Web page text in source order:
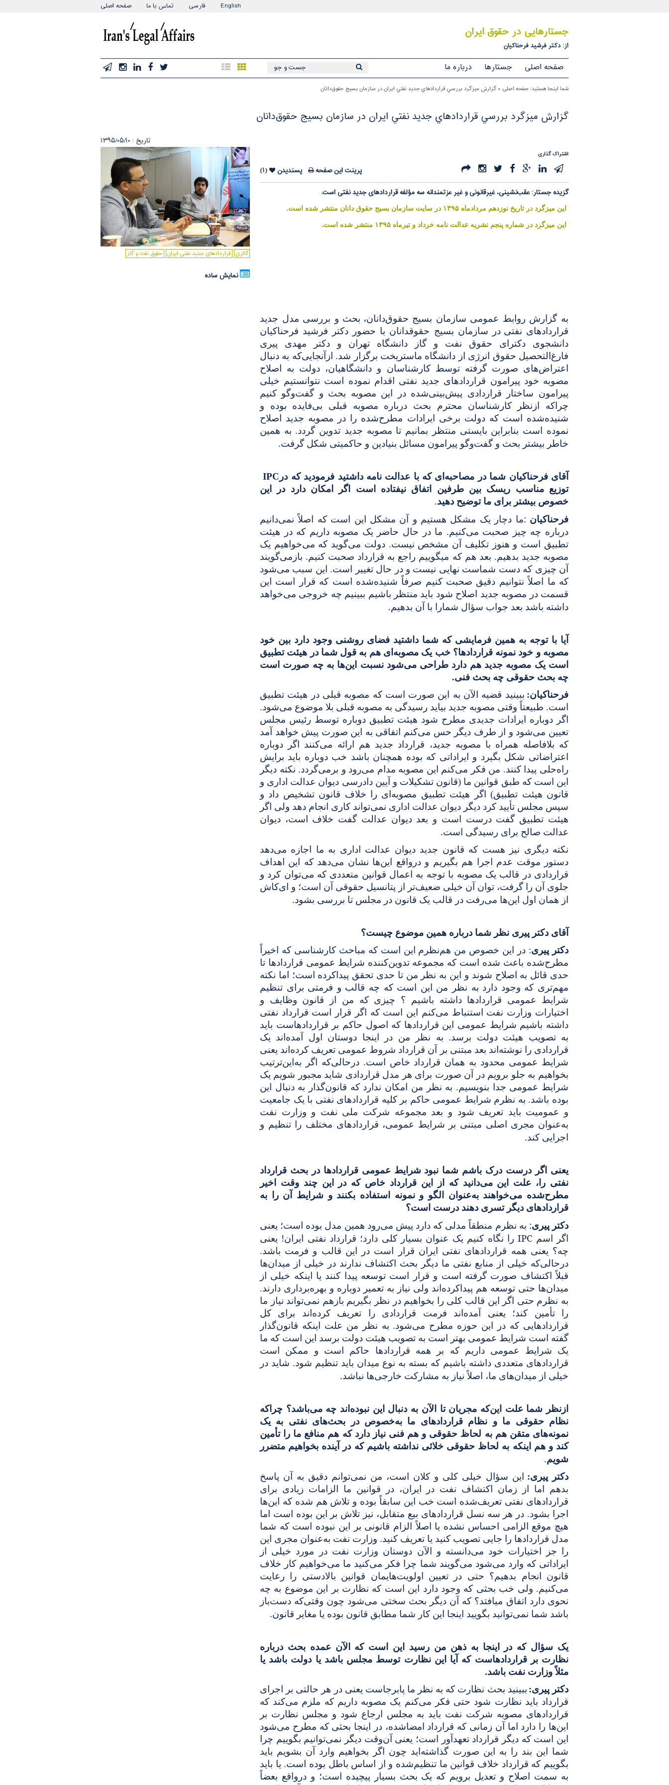
صفحه اصلی تماس با ما فارسی English
جستارهایی در حقوق ایران
از: دکتر فرشید فرحناکیان
صفحه اصلی جستارها درباره ما
شما اینجا هستید: صفحه اصلی » گزارش ميزگرد بررسي قراردادهاي جديد نفتي ایران در سازمان بسيج حقوق‌دانان
گزارش ميزگرد بررسي قراردادهاي جديد نفتي ایران در سازمان بسيج حقوق‌دانان
تاریخ : ۱۳۹۵/۰۵/۱۰
حقوق نفت و گاز قراردادهای جدید نفتی ایران گالری
نمایش ساده
اشتراک گذاری
پرینت این صفحه پسندیدن
(۱)
گزیده جستار: عقب‌نشینی، غیرقانونی و غیر عزتمندانه سه مؤلفه قراردادهای جدید نفتی است.
اين ميزگرد در تاريخ نوزدهم مردادماه ۱۳۹۵ در سايت سازمان بسيج حقوق دانان منتشر شده است.
اين ميزگرد در شماره پنجم نشريه عدالت نامه خرداد و تيرماه ۱۳۹۵ منتشر شده است.
به گزارش روابط عمومی سازمان بسیج حقوق‌دانان، بحث و بررسی مدل جدید
قراردادهای نفتی در سازمان بسیج حقوقدانان با حضور دکتر فرشید فرحناکیان
دانشجوی دکترای حقوق نفت و گاز دانشگاه تهران و دکتر مهدی پیری
فارغ‌التحصیل حقوق انرژی از دانشگاه ماستریخت برگزار شد. ازآنجایی‌که به دنبال
اعتراض‌های صورت گرفته توسط کارشناسان و دانشگاهیان، دولت به اصلاح
مصوبه خود پیرامون قراردادهای جدید نفتی اقدام نموده است نتوانستیم خیلی
پیرامون ساختار قراردادی پیش‌بینی‌شده در این مصوبه بحث و گفت‌وگو کنیم
چراکه ازنظر کارشناسان محترم بحث درباره مصوبه قبلی بی‌فایده بوده و
شنیده‌شده است که دولت برخی ایرادات مطرح‌شده را در مصوبه جدید اصلاح
نموده است بنابراین بایستی منتظر بمانیم تا مصوبه جدید تدوین گردد. به همین
خاطر بیشتر بحث و گفت‌وگو پیرامون مسائل بنیادین و حاکمیتی شکل گرفت.
آقای فرحناکیان شما در مصاحبه‌ای که با عدالت نامه داشتید فرمودید که در IPC
توزیع مناسب ریسک بین طرفین اتفاق نیفتاده است اگر امکان دارد در این
خصوص بیشتر برای ما توضیح دهید.
فرحناکیان :ما دچار یک مشکل هستیم و آن مشکل این است که اصلاً نمی‌دانیم
درباره چه چیز صحبت می‌کنیم. ما در حال حاضر یک مصوبه داریم که در هیئت
تطبیق است و هنوز تکلیف آن مشخص نیست. دولت می‌گوید که می‌خواهیم یک
مصوبه جدید بدهیم. بعد هم که میگوییم راجع به قرارداد صحبت کنیم. بازمی‌گویند
آن چیزی که دست شماست نهایی نیست و در حال تغییر است. این سبب می‌شود
که ما اصلاً نتوانیم دقیق صحبت کنیم صرفاً شنیده‌شده است که قرار است این
قسمت در مصوبه جدید اصلاح شود باید منتظر باشیم ببینیم چه خروجی می‌خواهد
داشته باشد بعد جواب سؤال شمارا با آن بدهیم.
آیا با توجه به همین فرمایشی که شما داشتید فضای روشنی وجود دارد بین خود
مصوبه و خود نمونه قراردادها؟ خب یک مصوبه‌ای هم به قول شما در هیئت تطبیق
است یک مصوبه جدید هم دارد طراحی می‌شود نسبت این‌ها به چه صورت است
چه بحث حقوقی چه بحث فنی.
فرحناکیان: ببینید قضیه الآن به این صورت است که مصوبه قبلی در هیئت تطبیق
است. طبیعتاً وقتی مصوبه جدید بیاید رسیدگی به مصوبه قبلی بلا موضوع می‌شود.
اگر دوباره ایرادات جدیدی مطرح شود هیئت تطبیق دوباره توسط رئیس مجلس
تعیین می‌شود و از طرف دیگر حس می‌کنم اتفاقی به این صورت پیش خواهد آمد
که بلافاصله همراه با مصوبه جدید، قرارداد جدید هم ارائه می‌کنند اگر دوباره
اعتراضاتی شکل بگیرد و ایراداتی که بوده همچنان باشد خب دوباره باید برایش
راه‌حلی پیدا کنند. من فکر می‌کنم این مصوبه مدام می‌رود و برمی‌گردد. نکته دیگر
این است که طبق قوانین ما (قانون تشکیلات و آیین دادرسی دیوان عدالت اداری و
قانون هیئت تطبیق) اگر هیئت تطبیق مصوبه‌ای را خلاف قانون تشخیص داد و
سپس مجلس تأیید کرد دیگر دیوان عدالت اداری نمی‌تواند کاری انجام دهد ولی اگر
هیئت تطبیق گفت درست است و بعد دیوان عدالت گفت خلاف است، دیوان
عدالت صالح برای رسیدگی است.
نکته دیگری نیز هست که قانون جدید دیوان عدالت اداری به ما اجازه می‌دهد
دستور موقت عدم اجرا هم بگیریم و درواقع این‌ها نشان می‌دهد که این اهداف
قراردادی در قالب یک مصوبه با توجه به اعمال قوانین متعددی که می‌توان کرد و
جلوی آن را گرفت، توان آن خیلی ضعیف‌تر از پتانسیل حقوقی آن است؛ و ای‌کاش
از همان اول این‌ها می‌رفت در قالب یک قانون در مجلس تا بررسی بشود.
آقای دکتر پیری نظر شما درباره همین موضوع چیست؟
دکتر پیری: در این خصوص من هم‌نظرم این است که مباحث کارشناسی که اخیراً
مطرح‌شده باعث شده است که مجموعه تدوین‌کننده شرایط عمومی قراردادها تا
حدی قائل به اصلاح شوند و این به نظر من تا حدی تحقق پیداکرده است؛ اما نکته
مهم‌تری که وجود دارد به نظر من این است که چه قالب و فرمتی برای تنظیم
شرایط عمومی قراردادها داشته باشیم ؟ چیزی که من از قانون وظایف و
اختیارات وزارت نفت استنباط می‌کنم این است که اگر قرار است قرارداد نفتی
داشته باشیم شرایط عمومی این قراردادها که اصول حاکم بر قراردادهاست باید
به تصویب هیئت دولت برسد. به نظر من در اینجا دوستان اول آمده‌اند یک
قراردادی را نوشته‌اند بعد مبتنی بر آن قرارداد شروط عمومی تعریف کرده‌اند یعنی
شرایط عمومی محدود به همان قرارداد خاص است. درحالی‌که اگر به‌این‌ترتیب
بخواهیم به جلو برویم در آن صورت برای هر مدل قراردادی شاید مجبور شویم یک
شرایط عمومی جدا بنویسیم. به نظر من امکان ندارد که قانون‌گذار به دنبال این
بوده باشد. به نظرم شرایط عمومی حاکم بر کلیه قراردادهای نفتی با یک جامعیت
و عمومیت باید تعریف شود و بعد مجموعه شرکت ملی نفت و وزارت نفت
به‌عنوان مجری اصلی مبتنی بر شرایط عمومی، قراردادهای مختلف را تنظیم و
اجرایی کند.
یعنی اگر درست درک باشم شما نبود شرایط عمومی قراردادها در بحث قرارداد
نفتی را، علت این می‌دانید که از این قرارداد خاص که در این چند وقت اخیر
مطرح‌شده می‌خواهند به‌عنوان الگو و نمونه استفاده بکنند و شرایط آن را به
قراردادهای دیگر تسری دهند درست است؟
دکتر پیری: به نظرم منطقاً مدلی که دارد پیش می‌رود همین مدل بوده است؛ یعنی
اگر اسم IPC را نگاه کنیم یک عنوان بسیار کلی دارد؛ قرارداد نفتی ایران! یعنی
چه؟ یعنی همه قراردادهای نفتی ایران قرار است در این قالب و فرمت باشد.
درحالی‌که خیلی از منابع نفتی ما دیگر بحث اکتشاف ندارند در خیلی از میدان‌ها
قبلاً اکتشاف صورت گرفته است و قرار است توسعه پیدا کنند یا اینکه خیلی از
میدان‌ها حتی توسعه هم پیداکرده‌اند ولی نیاز به تعمیر دوباره و بهره‌برداری دارند.
به نظرم حتی اگر این قالب کلی را بخواهیم در نظر بگیریم بازهم نمی‌تواند نیاز ما
را تأمین کند؛ یعنی آمده‌اند فرمت قراردادی را تعریف کرده‌اند برای کل
قراردادهایی که در این حوزه مطرح می‌شود. به نظر من علت اینکه قانون‌گذار
گفته است شرایط عمومی بهتر است به تصویب هیئت دولت برسد این است که ما
یک شرایط عمومی داریم که بر همه قراردادها حاکم است و ممکن است
قراردادهای متعددی داشته باشیم که بسته به نوع میدان باید تنظیم شود. شاید در
خیلی از میدان‌های ما، اصلاً نیاز به مشارکت خارجی‌ها نباشد.
ازنظر شما علت این‌که مجریان تا الآن به دنبال این نبوده‌اند چه می‌باشد؟ چراکه
نظام حقوقی ما و نظام قراردادهای ما به‌خصوص در بحث‌های نفتی به یک
نمونه‌های متقن هم به لحاظ حقوقی و هم فنی نیاز دارد که هم منافع ما را تأمین
کند و هم اینکه به لحاظ حقوقی خلائی نداشته باشیم که در آینده بخواهیم متضرر
شویم.
دکتر پیری:
این سؤال خیلی کلی و کلان است، من نمی‌توانم دقیق به آن پاسخ
بدهم اما از زمان اکتشاف نفت در ایران، در قوانین ما الزامات زیادی برای
قراردادهای نفتی تعریف‌شده است خب این سابقاً بوده و تلاش هم شده که این‌ها
اجرا بشود. در هر سه نسل قراردادهای بیع متقابل، نیز تلاش بر این بوده است اما
هیچ موقع الزامی احساس نشده یا اصلاً الزام قانونی بر این نبوده است که شما
مدل قراردادها را جایی تصویب کنید یا تعریف کنید. وزارت نفت به‌عنوان مجری این
را جز اختیارات خود می‌دانسته و الآن دوستان وزارت نفت در مورد خیلی از
ایراداتی که وارد می‌شود می‌گویند شما چرا فکر می‌کنید ما می‌خواهیم کار خلاف
قانون انجام بدهیم؟ حتی در تعیین اولویت‌هایمان قوانین بالادستی را رعایت
می‌کنیم. ولی خب بحثی که وجود دارد این است که نظارت بر این موضوع به چه
نحوی دارد اتفاق میافتد؟ که آن دیگر بحث سختی می‌شود چون وقتی‌که دست‌باز
باشد شما نمی‌توانید بگویید اینجا این کار شما مطابق قانون بوده یا مغایر قانون.
یک سؤال که در اینجا به ذهن من رسید این است که الآن عمده بحث درباره
نظارت بر قراردادهاست که آیا این نظارت توسط مجلس باشد یا دولت باشد یا
مثلاً وزارت نفت باشد.
دکتر پیری: ببینید بحث نظارت که به نظر ما پابرجاست یعنی در هر حالتی بر اجرای
قرارداد باید نظارت شود حتی فکر می‌کنم یک مصوبه داریم که ملزم می‌کند که
قراردادهای مصوبه شرکت نفت باید به مجلس ارجاع شود و مجلس نظارت بر
این‌ها را دارد اما آن زمانی که قرارداد امضاشده، در اینجا بحثی که مطرح می‌شود
این است که دیگر قرارداد تعهدآور است؛ یعنی آن‌وقت دیگر نمی‌توانیم بگوییم چرا
شما این بند را به این صورت گذاشته‌اید چون اگر بخواهیم وارد آن بشویم باید
بگوییم که قرارداد خلاف قوانین ما تنظیم‌شده و از اساس باطل بوده است. یا باید
به سمت اصلاح و تعدیل برویم که یک بحث بسیار پیچیده است؛ و درواقع بعضاً